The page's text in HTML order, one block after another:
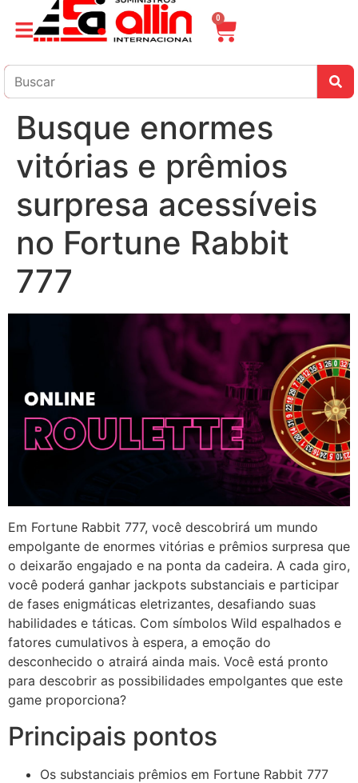
0
Busque enormes
vitórias e prêmios
surpresa acessíveis
no Fortune Rabbit
777
Em Fortune Rabbit 777, você descobrirá um mundo
empolgante de enormes vitórias e prêmios surpresa que
o deixarão engajado e na ponta da cadeira. A cada giro,
você poderá ganhar jackpots substanciais e participar
de fases enigmáticas eletrizantes, desafiando suas
habilidades e táticas. Com símbolos Wild espalhados e
fatores cumulativos à espera, a emoção do
desconhecido o atrairá ainda mais. Você está pronto
para descobrir as possibilidades empolgantes que este
game proporciona?
Principais pontos
Os substanciais prêmios em Fortune Rabbit 777